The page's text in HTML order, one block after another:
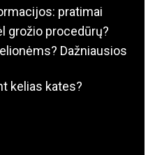
pratimai
grožio procedūrų?
Dažniausios
kelias kates?